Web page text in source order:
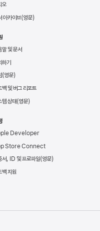
오
아카이브
말 및 문서
하기
백 및 버그 리포트
템 상태
Developer
Store Connect
서, ID 및 프로파일
백 지원